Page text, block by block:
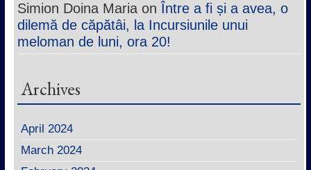
Simion Doina Mariaon Între a fi și a avea, o
dilemă de căpătâi, la Incursiunile unui
meloman de luni, ora 20!
Archives
April 2024
March 2024